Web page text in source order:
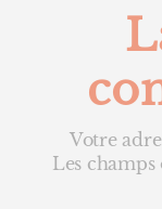
Votre
Les champs